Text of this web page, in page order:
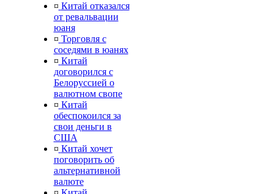
¤ Китай отказался
от ревальвации
юаня
¤ Торговля с
соседями в юанях
¤ Китай
договорился с
Белоруссией о
валютном свопе
¤ Китай
обеспокоился за
свои деньги в
США
¤ Китай хочет
поговорить об
альтернативной
валюте